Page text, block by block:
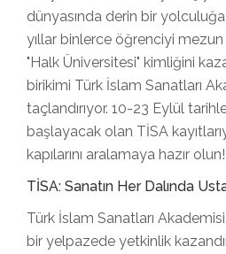
dünyasında derin bir
yıllar binlerce öğrenciyi
"Halk Üniversitesi" kimliğini
birikimi Türk İslam Sanatları
taçlandırıyor. 10-23 Eylül
başlayacak olan TİSA
kapılarını aralamaya hazır olun!
TİSA: Sanatın Her Dalında
Türk İslam Sanatları
bir yelpazede yetkinlik